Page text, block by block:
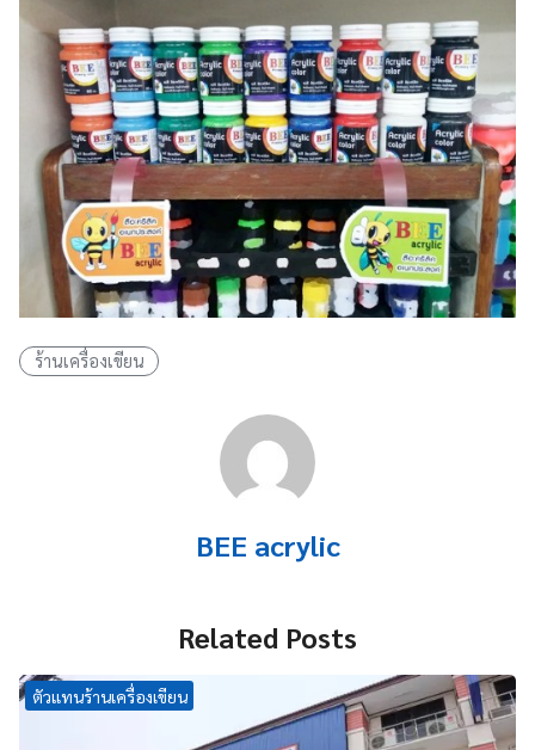
ร้านเครื่องเขียน
BEE acrylic
Related Posts
ตัวแทนร้านเครื่องเขียน